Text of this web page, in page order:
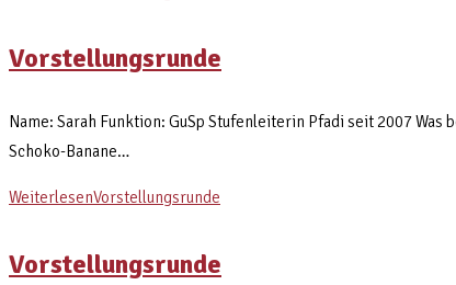
Vorstellungsrunde
Name: Sarah Funktion: GuSp Stufenleiterin Pfadi seit 2007
Schoko-Banane…
WeiterlesenVorstellungsrunde
Vorstellungsrunde